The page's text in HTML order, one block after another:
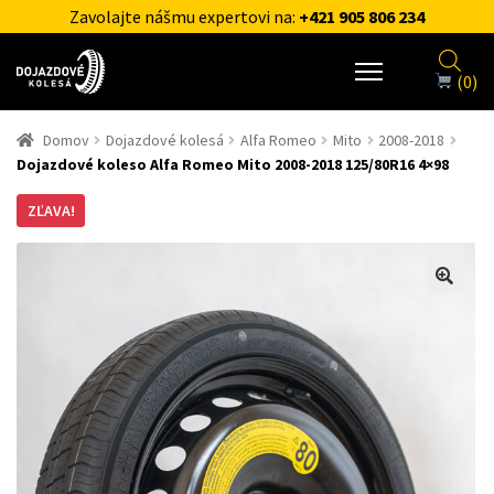
Zavolajte nášmu expertovi na: +421 905 806 234
(0)
Domov Dojazdové kolesá Alfa Romeo Mito
2008-2018
Dojazdové koleso Alfa Romeo Mito 2008-2018 125/80R16 4×98
ZĽAVA!